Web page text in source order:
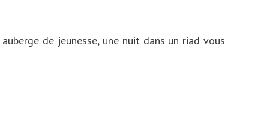
de jeunesse, une nuit dans un riad vous